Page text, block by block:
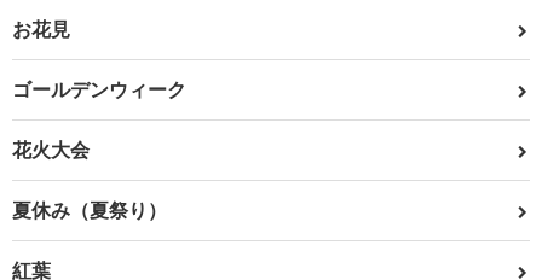
お花見
ゴールデンウィーク
花火大会
夏休み（夏祭り）
紅葉